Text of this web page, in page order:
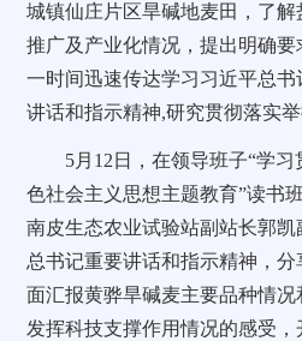
城镇仙庄片区旱碱地麦田，了
推广及产业化情况，提出明确
一时间迅速传达学习习近平总
讲话和指示精神,研究贯彻落实举
5月 12 日，在领导班子“学习
色社会主义思想主题教育”读书
南皮生态农业试验站副站长郭
总书记重要讲话和指示精神，
面汇报黄骅旱碱麦主要品种情
发挥科技支撑作用情况的感受，